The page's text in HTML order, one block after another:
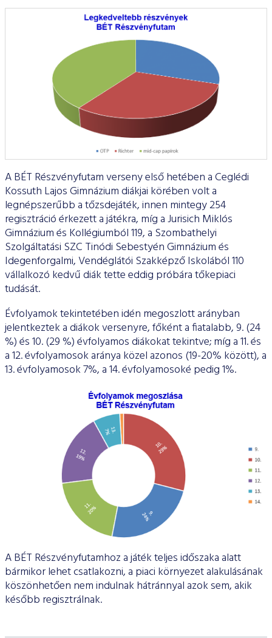
A BÉT Részvényfutam verseny első hetében a Ceglédi
Kossuth Lajos Gimnázium diákjai körében volt a
legnépszerűbb a tőzsdejáték, innen mintegy 254
regisztráció érkezett a játékra, míg a Jurisich Miklós
Gimnázium és Kollégiumból 119, a Szombathelyi
Szolgáltatási SZC Tinódi Sebestyén Gimnázium és
Idegenforgalmi, Vendéglátói Szakképző Iskolából 110
vállalkozó kedvű diák tette eddig próbára tőkepiaci
tudását.
Évfolyamok tekintetében idén megoszlott arányban
jelentkeztek a diákok versenyre, főként a fiatalabb, 9. (24
%) és 10. (29 %) évfolyamos diákokat tekintve; míg a 11. és
a 12. évfolyamosok aránya közel azonos (19-20% között), a
13. évfolyamosok 7%, a 14. évfolyamosoké pedig 1%.
A BÉT Részvényfutamhoz a játék teljes időszaka alatt
bármikor lehet csatlakozni, a piaci környezet alakulásának
köszönhetően nem indulnak hátránnyal azok sem, akik
később regisztrálnak.